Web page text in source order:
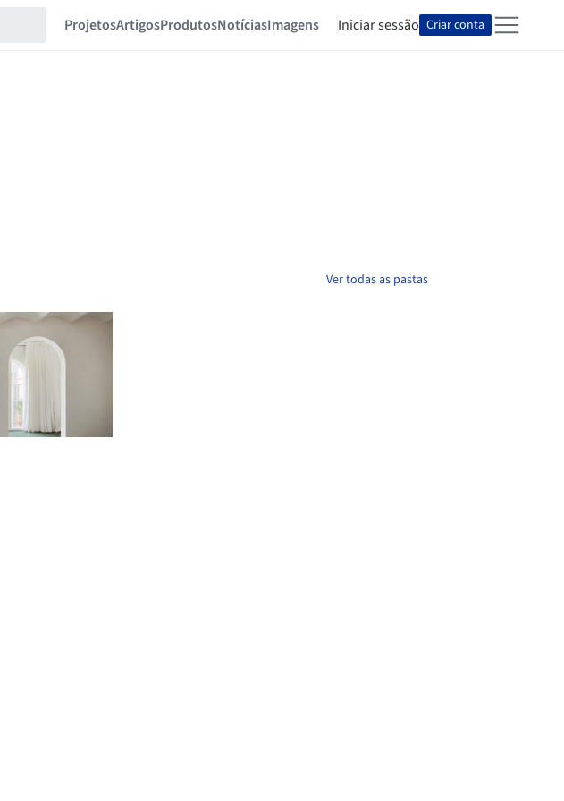
ProjetosArtigosProdutosNotíciasImagens Iniciar sessão Criar conta
Ver todas as pastas